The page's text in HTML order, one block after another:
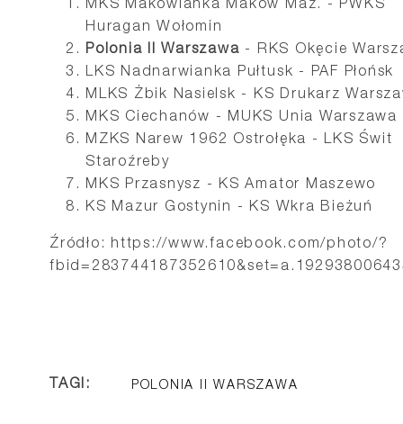
MKS Makowianka Maków Maz. - PWKS
Huragan Wołomin
Polonia II Warszawa - RKS Okęcie
LKS Nadnarwianka Pułtusk - PAF Płońsk
MLKS Żbik Nasielsk - KS Drukarz
MKS Ciechanów - MUKS Unia Warszawa
MZKS Narew 1962 Ostrołęka - LKS Świt
Staroźreby
MKS Przasnysz - KS Amator Maszewo
KS Mazur Gostynin - KS Wkra Bieżuń
Źródło: https://www.facebook.com/photo/?
TAGI: POLONIA II WARSZAWA